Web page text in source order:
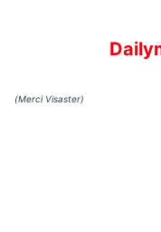
(Merci Visaster)